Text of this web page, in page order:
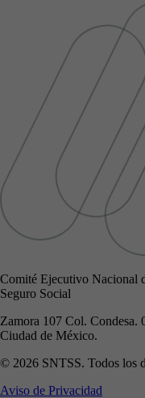
Comité Ejecutivo Nacional
Seguro Social
Zamora 107 Col. Condesa.
Ciudad de México.
© 2026 SNTSS. Todos los
Aviso de Privacidad